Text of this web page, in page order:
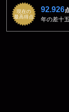
現在の
最高得点
92.926
年の差十